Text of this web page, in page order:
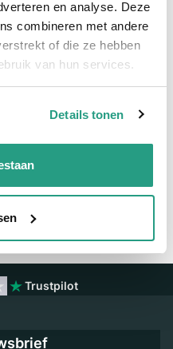
en analyse. Deze
combineren met andere
of die ze hebben
van hun services.
Details tonen
6mm
Trustpilot